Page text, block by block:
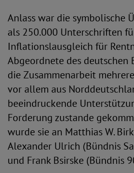
Anlass war die symbolische
als 250.000 Unterschriften
Inflationslausgleich für
Abgeordnete des deutschen
die Zusammenarbeit
vor allem aus
beeindruckende
Forderung zustande
wurde sie an Matthias W.
Alexander Ulrich (Bündnis
und Frank Bsirske (Bündnis